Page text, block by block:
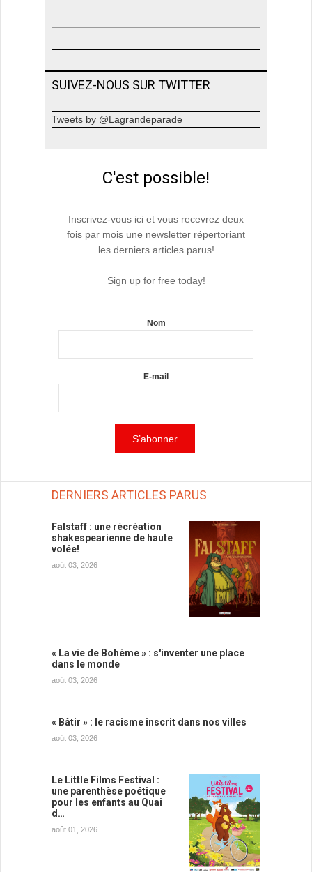
SUIVEZ-NOUS SUR TWITTER
Tweets by @Lagrandeparade
C'est possible!
Inscrivez-vous ici et vous recevrez deux
fois par mois une newsletter répertoriant
les derniers articles parus!
Sign up for free today!
Nom
E-mail
DERNIERS ARTICLES PARUS
Falstaff : une récréation
shakespearienne de haute
volée!
août 03, 2026
« La vie de Bohème » : s'inventer une place
dans le monde
août 03, 2026
« Bâtir » : le racisme inscrit dans nos villes
août 03, 2026
Le Little Films Festival :
une parenthèse poétique
pour les enfants au Quai
d…
août 01, 2026